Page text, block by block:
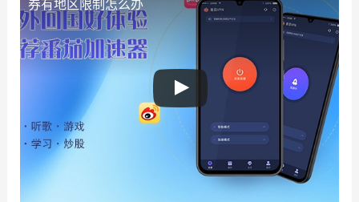
券有地区限制怎么办